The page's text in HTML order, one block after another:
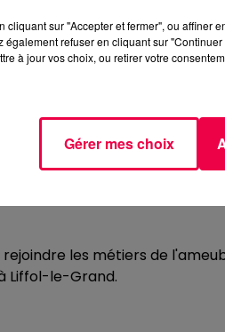
un isolement et à un repli sur
solution … Selon Adrian
les métiers de
Liffol-le-Grand.
cliquant sur "Accepter et fermer", ou affiner
également refuser en cliquant sur
à jour vos choix, ou retirer votre
Gérer mes choix